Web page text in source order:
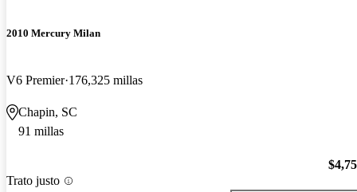
2010 Mercury Milan
V6 Premier 176,325 millas
Chapin, SC
91 millas
Trato justo